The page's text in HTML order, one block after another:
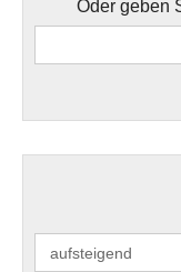
Oder geben